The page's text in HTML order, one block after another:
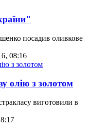
посадив оливкове
08:16
олію з золотом
виготовили в